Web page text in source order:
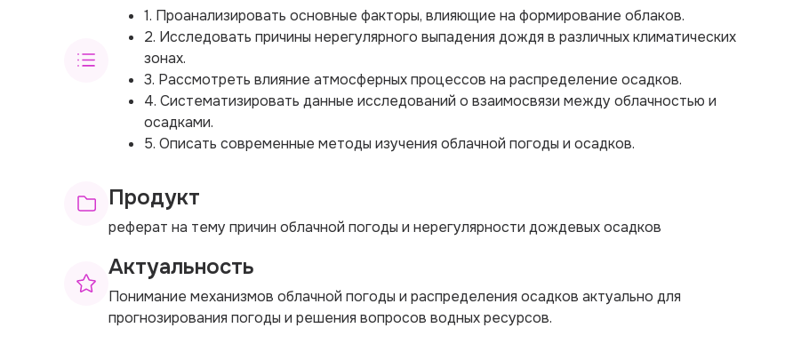
1. Проанализировать основные факторы, влияющие на формирование облаков.
2. Исследовать причины нерегулярного выпадения дождя в различных климатических
зонах.
3. Рассмотреть влияние атмосферных процессов на распределение осадков.
4. Систематизировать данные исследований о взаимосвязи между облачностью и
осадками.
5. Описать современные методы изучения облачной погоды и осадков.
Продукт
реферат на тему причин облачной погоды и нерегулярности дождевых осадков
Актуальность
Понимание механизмов облачной погоды и распределения осадков актуально для
прогнозирования погоды и решения вопросов водных ресурсов.